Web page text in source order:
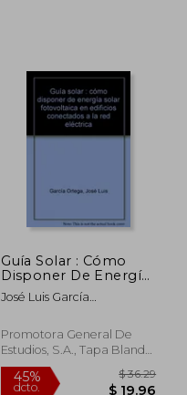
45%
Guía Solar : Cómo
Disponer De Energía
Solar Fotovoltaica En
Edificios Conectados
José Luis García
Pintor
Promotora General De
Estudios, S.a., Tapa Blanda,
Usado